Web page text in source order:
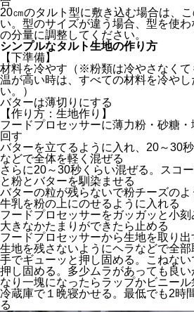
20㎝のタルト型に敷き込む場合は、
い。型のサイズが違う場合、型を使
の分量に調整してください。
シンプルなタルト生地の作り方
【下準備】
材料を冷やす（※粉類は冷やさなくて
温が高い時は、すべての材料を冷や
い。）
バターは薄切りにする
【作り方：生地作り】
フードプロセッサーに薄力粉・砂糖
回す
バターを立てるように入れ、20～30
などで全体を軽く混ぜる
さらに20～30秒くらい混ぜる。スコ
と粉とバターを馴染ませる
バターの粒が残らないで粉チーズのよ
牛乳を粉の上にのせるように入れる
フードプロセッサーをガッガッと小刻
大きなかたまりができたら止める
フードプロセッサーから生地を取り出
生地を残さないようにヘラなどで全部
手でギューッと押し固める。こねな
押し固める。多少ムラがあっても良
なり一塊になったらラップかビニール
冷蔵庫で１晩寝かせる。最低でも2時
る